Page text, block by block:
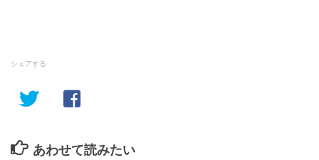
シェアする
あわせて読みたい